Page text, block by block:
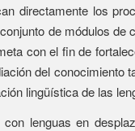
directamente los
de módulos
con el fin de
del conocimiento
lingüística de las
lenguas en